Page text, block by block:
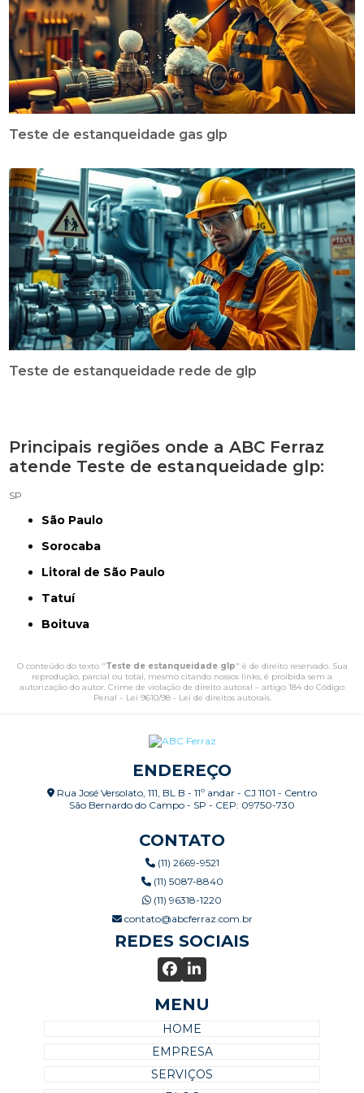
Teste de estanqueidade gas glp
Teste de estanqueidade rede de glp
Principais regiões onde a ABC Ferraz
atende Teste de estanqueidade glp:
SP
São Paulo
Sorocaba
Litoral de São Paulo
Tatuí
Boituva
O conteúdo do texto "Teste de estanqueidade glp" é de direito reservado. Sua
reprodução, parcial ou total, mesmo citando nossos links, é proibida sem a
autorização do autor. Crime de violação de direito autoral – artigo 184 do Código
Penal – Lei 9610/98 - Lei de direitos autorais.
ENDEREÇO
Rua José Versolato, 111, BL B - 11º andar - CJ 1101 - Centro
São Bernardo do Campo - SP - CEP: 09750-730
CONTATO
(11) 2669-9521
(11) 5087-8840
(11) 96318-1220
contato@abcferraz.com.br
REDES SOCIAIS
MENU
HOME
EMPRESA
SERVIÇOS